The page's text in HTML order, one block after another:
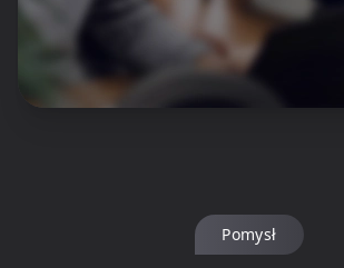
Pomysł